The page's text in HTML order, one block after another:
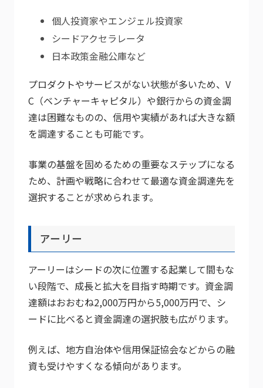
個人投資家やエンジェル投資家
シードアクセラレータ
日本政策金融公庫など
プロダクトやサービスがない状態が多いため、V
C（ベンチャーキャピタル）や銀行からの資金調
達は困難なものの、信用や実績があれば大きな額
を調達することも可能です。
事業の基盤を固めるための重要なステップになる
ため、計画や戦略に合わせて最適な資金調達先を
選択することが求められます。
アーリー
アーリーはシードの次に位置する起業して間もな
い段階で、成長と拡大を目指す時期です。資金調
達額はおおむね2,000万円から5,000万円で、シ
ードに比べると資金調達の選択肢も広がります。
例えば、地方自治体や信用保証協会などからの融
資も受けやすくなる傾向があります。